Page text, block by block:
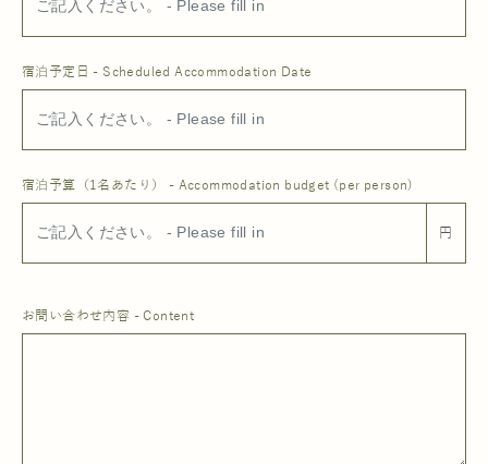
宿泊予定日 - Scheduled Accommodation Date
宿泊予算（1名あたり） - Accommodation budget (per person)
円
お問い合わせ内容 - Content